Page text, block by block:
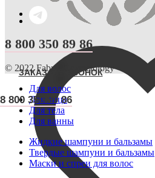
ЗАКАЗАТЬ ЗВОНОК
8 800 350 89 86
8 800 350 89 86
© 2022 Fabrik Cosmetology
Для волос
Для лица
Для тела
Для ванны
Жидкие шампуни и бальзамы
Твердые шампуни и бальзамы
Маски и спреи для волос